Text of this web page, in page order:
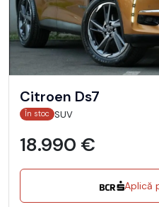
Citroen Ds7
În stoc SUV
18.990 €
Aplică